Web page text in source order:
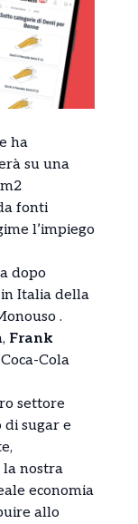
ha
su una
fonti
l’impiego
dopo
Italia della
.
Frank
Cola
settore
di sugar e
la nostra
economia
allo